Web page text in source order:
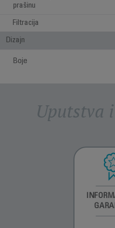
prašinu
Filtracija
Dizajn
Boje
Uputstva